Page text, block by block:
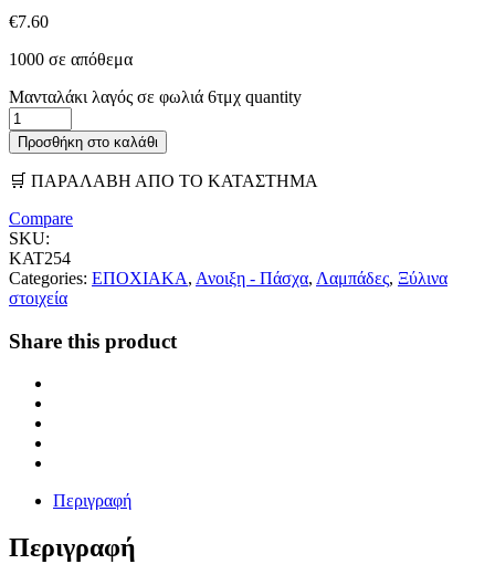
€7.60
1000 σε απόθεμα
Μανταλάκι λαγός σε φωλιά 6τμχ quantity
Προσθήκη στο καλάθι
🛒 ΠΑΡΑΛΑΒΗ ΑΠΟ ΤΟ ΚΑΤΑΣΤΗΜΑ
Compare
SKU:
ΚΑΤ254
Categories: ΕΠΟΧΙΑΚΑ, Ανοιξη - Πάσχα, Λαμπάδες, Ξύλινα
στοιχεία
Share this product
Περιγραφή
Περιγραφή